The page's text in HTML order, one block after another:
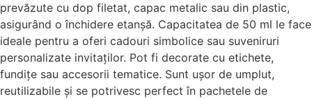
prevăzute cu dop filetat, capac metalic sau din plastic,
asigurând o închidere etanșă. Capacitatea de 50 ml le face
ideale pentru a oferi cadouri simbolice sau suveniruri
personalizate invitaților. Pot fi decorate cu etichete,
fundițe sau accesorii tematice. Sunt ușor de umplut,
reutilizabile și se potrivesc perfect în pachetele de